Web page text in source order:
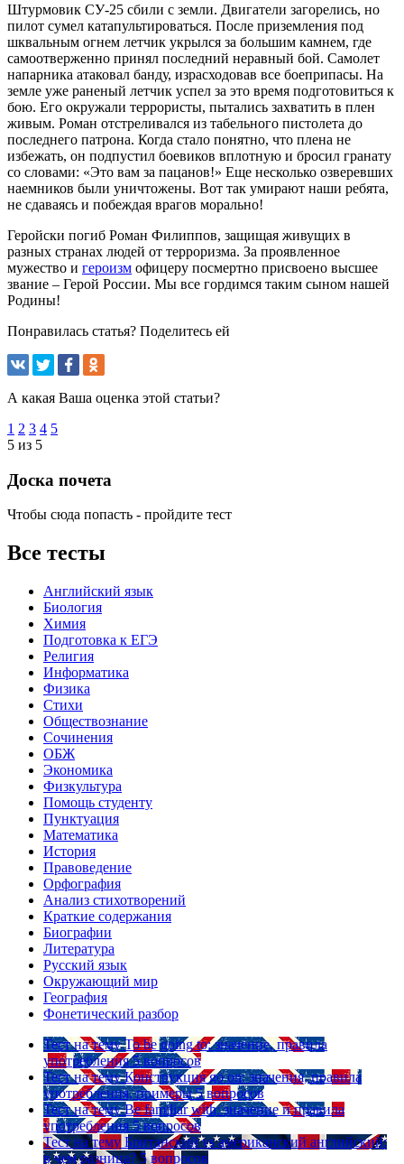
Штурмовик СУ-25 сбили с земли. Двигатели загорелись, но
пилот сумел катапультироваться. После приземления под
шквальным огнем летчик укрылся за большим камнем, где
самоотверженно принял последний неравный бой. Самолет
напарника атаковал банду, израсходовав все боеприпасы. На
земле уже раненый летчик успел за это время подготовиться к
бою. Его окружали террористы, пытались захватить в плен
живым. Роман отстреливался из табельного пистолета до
последнего патрона. Когда стало понятно, что плена не
избежать, он подпустил боевиков вплотную и бросил гранату
со словами: «Это вам за пацанов!» Еще несколько озверевших
наемников были уничтожены. Вот так умирают наши ребята,
не сдаваясь и побеждая врагов морально!
Геройски погиб Роман Филиппов, защищая живущих в
разных странах людей от терроризма. За проявленное
мужество и героизм офицеру посмертно присвоено высшее
звание – Герой России. Мы все гордимся таким сыном нашей
Родины!
Понравилась статья? Поделитесь ей
А какая Ваша оценка этой статьи?
1 2 3 4 5
5 из 5
Доска почета
Чтобы сюда попасть - пройдите тест
Все тесты
Английский язык
Биология
Химия
Подготовка к ЕГЭ
Религия
Информатика
Физика
Стихи
Обществознание
Сочинения
ОБЖ
Экономика
Физкультура
Помощь студенту
Пунктуация
Математика
История
Правоведение
Орфография
Анализ стихотворений
Краткие содержания
Биографии
Литература
Русский язык
Окружающий мир
География
Фонетический разбор
Тест на тему To be going to: значение, правила
употребления 5 вопросов
Тест на тему Конструкция go on: значения, правила
употребления, примеры 5 вопросов
Тест на тему Be familiar with: значение и правила
употребления 5 вопросов
Тест на тему Британский vs американский английский:
в чем разница? 5 вопросов